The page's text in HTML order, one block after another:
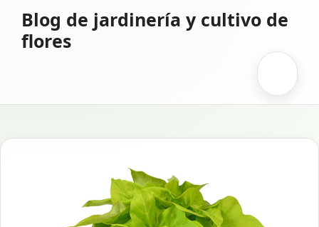
contenido
Blog de jardinería y cultivo de
flores